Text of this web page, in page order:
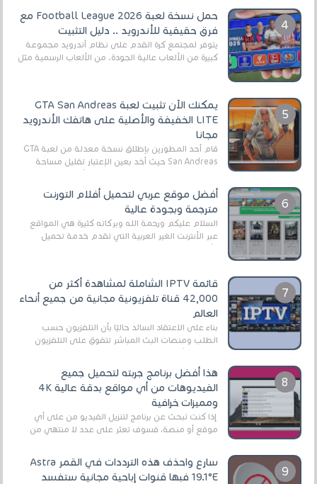
حمل نسخة لعبة Football League 2026 مع
فرق حقيقية للأندرويد .. دليل التثبيت
يتوفر لمجتمع كرة القدم على نظام أندرويد مجموعة
كبيرة من الألعاب عالية الجودة. من الألعاب الرسمية مثل
يمكنك الآن تثبيت لعبة GTA San Andreas
LITE الخفيفة والأصلية على هاتفك الأندرويد
مجانا
قام أحد المطورين بإطلاق نسخة معدلة من لعبة GTA
San Andreas حيث أخد بعين الإعتبار تقليل مساحة
أفضل موقع عربي لتحميل أفلام التورنت
مترجمة وبجودة عالية
السلام عليكم ورحمة الله وبركاته كثيرة هي المواقع
عبر الأنترنت الغير العربية التي تقدم خدمة تحميل
الأفلام على التورنت ، ومعظم هذه المواقع ل...
قائمة IPTV الشاملة لمشاهدة أكثر من
42,000 قناة تلفزيونية مجانية من جميع أنحاء
العالم
بناءً على الاعتقاد السائد حاليًا بأن التلفزيون حسب
الطلب ومنصات البث المباشر تتفوق على التلفزيون
الرقمي الأرضي التقليدي، يُعدّ IPTV-org خيار...
هذا أفضل برنامج جربته لتحميل جميع
الفيديوهات من أي مواقع بدقة عالية 4K
ومميزات خرافية
إذا كنت تبحث عن برنامج لتنزيل الفيديو من على أي
موقع أو منصة، فسوف تعثر على عدد لا منتهي من
سارع واحذف هذه الترددات في القمر Astra
19.1°E فبها قنوات إباحية مجانية ستفسد